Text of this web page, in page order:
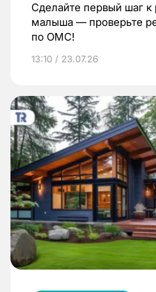
Сделайте первый шаг
малыша — проверьте
по ОМС!
13:10 / 23.07.26